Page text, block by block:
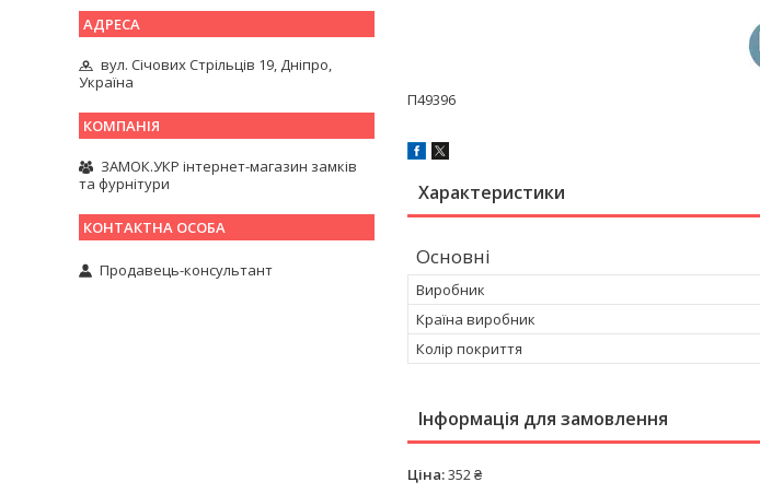
П49396
Характеристики
Основні
Виробник
Країна виробник
Колір покриття
Інформація для замовлення
Ціна:352 ₴
вул. Січових Стрільців 19, Дніпро,
Україна
ЗАМОК.УКР інтернет-магазин замків
та фурнітури
Продавець-консультант